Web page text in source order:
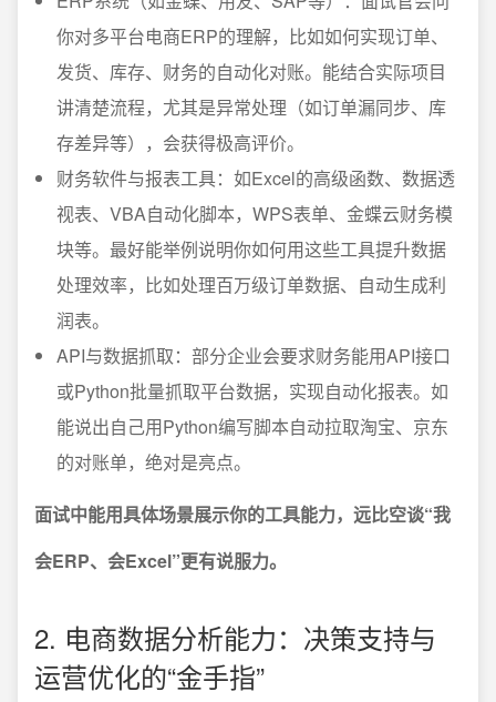
你对多平台电商ERP的理解，比如如何实现订单、
发货、库存、财务的自动化对账。能结合实际项目
讲清楚流程，尤其是异常处理（如订单漏同步、库
存差异等），会获得极高评价。
财务软件与报表工具：如Excel的高级函数、数据透
视表、VBA自动化脚本，WPS表单、金蝶云财务模
块等。最好能举例说明你如何用这些工具提升数据
处理效率，比如处理百万级订单数据、自动生成利
润表。
API与数据抓取：部分企业会要求财务能用API接口
或Python批量抓取平台数据，实现自动化报表。如
能说出自己用Python编写脚本自动拉取淘宝、京东
的对账单，绝对是亮点。
面试中能用具体场景展示你的工具能力，远比空谈“我
会ERP、会Excel”更有说服力。
2. 电商数据分析能力：决策支持与
运营优化的“金手指”